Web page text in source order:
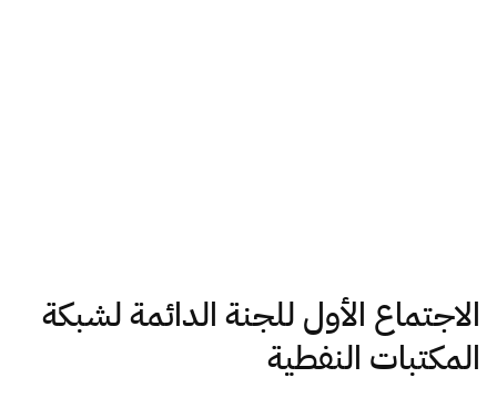
الاجتماع الأول للجنة الدائمة لشبكة
المكتبات النفطية